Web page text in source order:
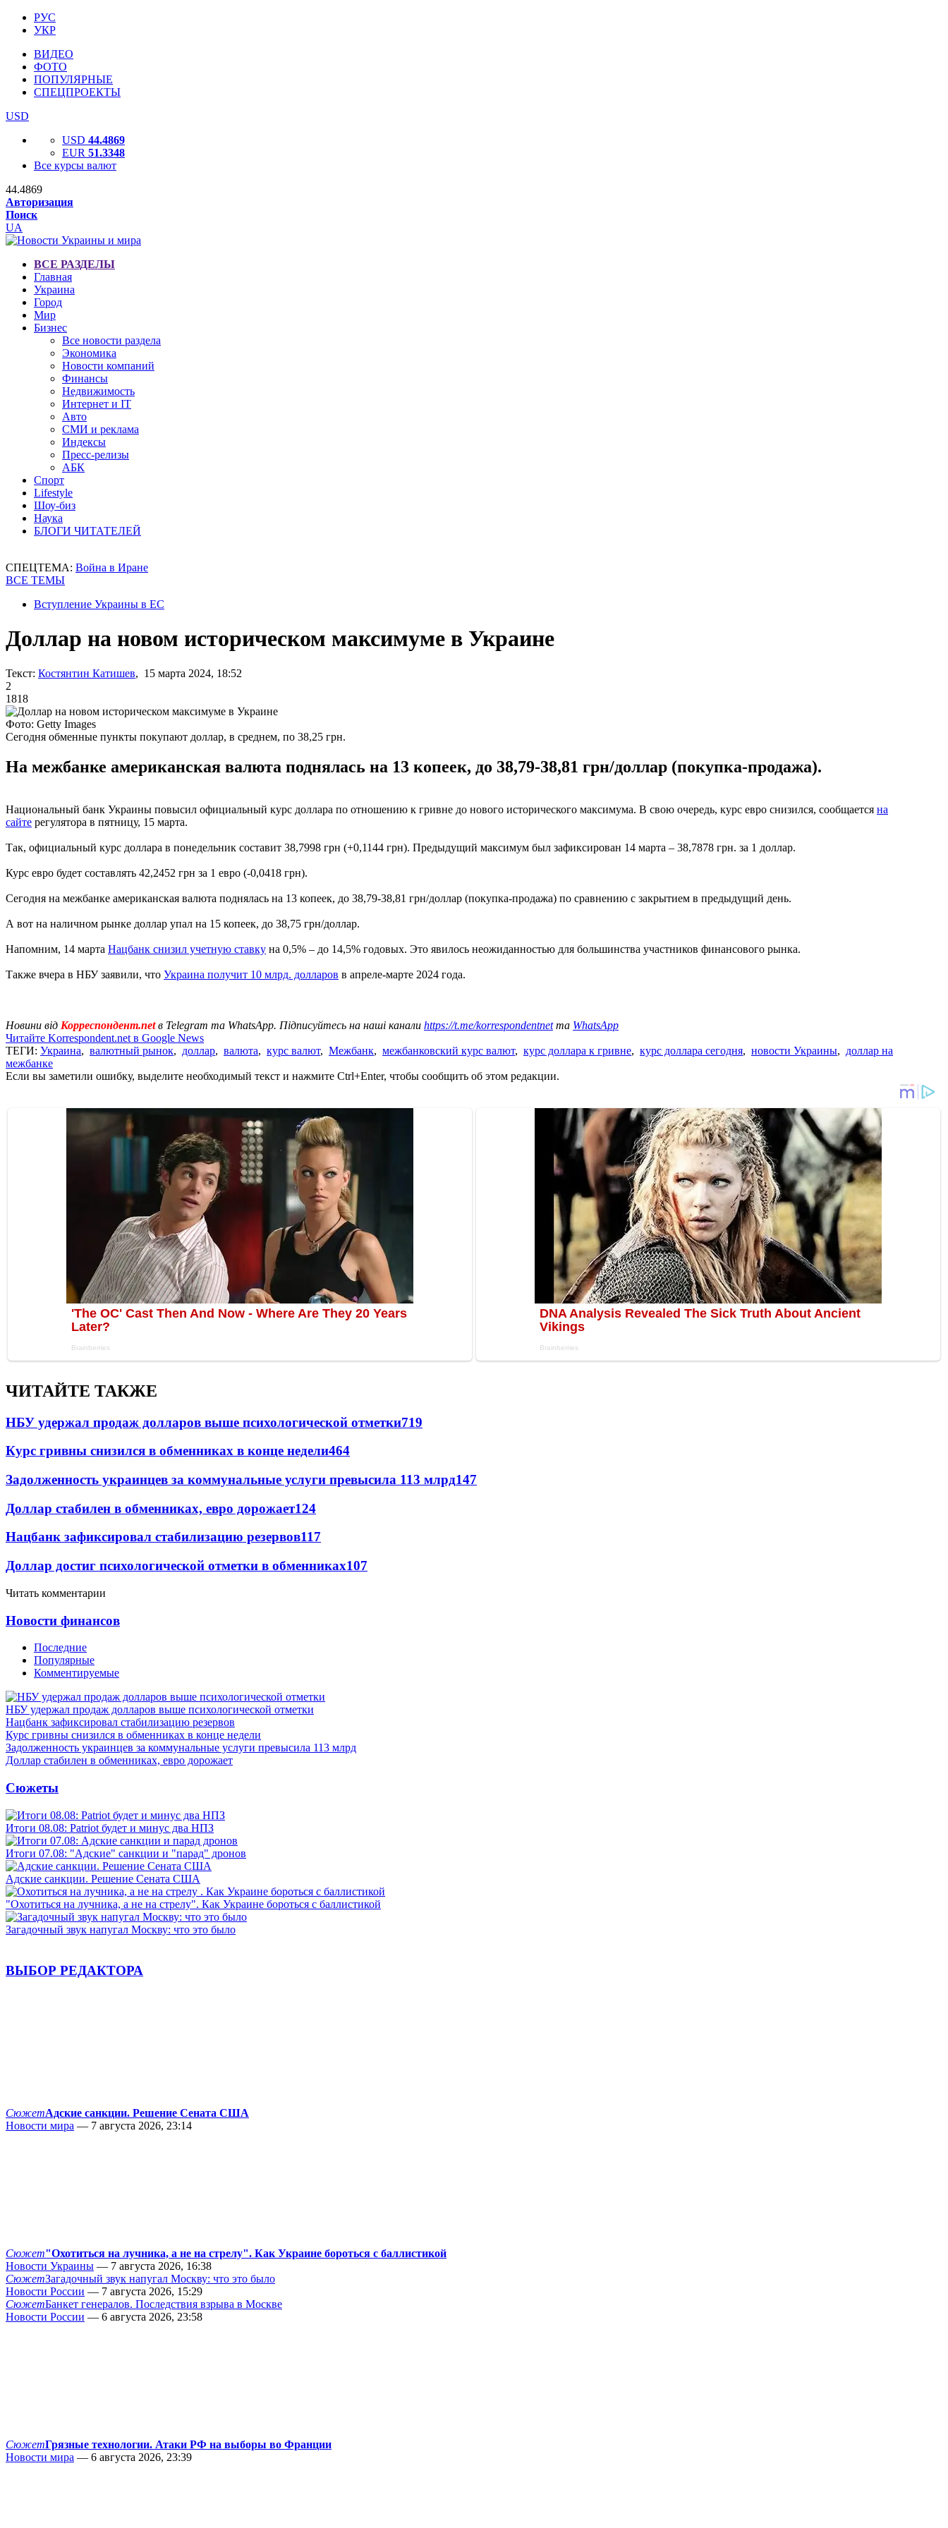
РУС
УКР
ВИДЕО
ФОТО
ПОПУЛЯРНЫЕ
СПЕЦПРОЕКТЫ
USD
USD 44.4869
EUR 51.3348
Все курсы валют
44.4869
Авторизация
Поиск
UA
ВСЕ РАЗДЕЛЫ
Главная
Украина
Город
Мир
Бизнес
Все новости раздела
Экономика
Новости компаний
Финансы
Недвижимость
Интернет и IT
Авто
СМИ и реклама
Индексы
Пресс-релизы
АБК
Спорт
Lifestyle
Шоу-биз
Наука
БЛОГИ ЧИТАТЕЛЕЙ
СПЕЦТЕМА: Война в Иране
ВСЕ ТЕМЫ
Вступление Украины в ЕС
Доллар на новом историческом максимуме в Украине
Текст: Костянтин Катишев, 15 марта 2024, 18:52
2
1818
Фото: Getty Images
Сегодня обменные пункты покупают доллар, в среднем, по 38,25 грн.
На межбанке американская валюта поднялась на 13 копеек, до 38,79-38,81 грн/доллар (покупка-продажа).
Национальный банк Украины повысил официальный курс доллара по отношению к гривне до нового исторического максимума. В свою очередь, курс евро снизился, сообщается на
сайте регулятора в пятницу, 15 марта.
Так, официальный курс доллара в понедельник составит 38,7998 грн (+0,1144 грн). Предыдущий максимум был зафиксирован 14 марта – 38,7878 грн. за 1 доллар.
Курс евро будет составлять 42,2452 грн за 1 евро (-0,0418 грн).
Сегодня на межбанке американская валюта поднялась на 13 копеек, до 38,79-38,81 грн/доллар (покупка-продажа) по сравнению с закрытием в предыдущий день.
А вот на наличном рынке доллар упал на 15 копеек, до 38,75 грн/доллар.
Напомним, 14 марта Нацбанк снизил учетную ставку на 0,5% – до 14,5% годовых. Это явилось неожиданностью для большинства участников финансового рынка.
Также вчера в НБУ заявили, что Украина получит 10 млрд. долларов в апреле-марте 2024 года.
Новини від Корреспондент.netв Telegram та WhatsApp. Підписуйтесь на наші канали https://t.me/korrespondentnetта WhatsApp
Читайте Korrespondent.net в Google News
ТЕГИ: Украина, валютный рынок, доллар, валюта, курс валют, Межбанк, межбанковский курс валют, курс доллара к гривне, курс доллара сегодня, новости Украины, доллар на
межбанке
Если вы заметили ошибку, выделите необходимый текст и нажмите Ctrl+Enter, чтобы сообщить об этом редакции.
ЧИТАЙТЕ ТАКЖЕ
НБУ удержал продаж долларов выше психологической отметки719
Курс гривны снизился в обменниках в конце недели464
Задолженность украинцев за коммунальные услуги превысила 113 млрд147
Доллар стабилен в обменниках, евро дорожает124
Нацбанк зафиксировал стабилизацию резервов117
Доллар достиг психологической отметки в обменниках107
Читать комментарии
Новости финансов
Последние
Популярные
Комментируемые
НБУ удержал продаж долларов выше психологической отметки
Нацбанк зафиксировал стабилизацию резервов
Курс гривны снизился в обменниках в конце недели
Задолженность украинцев за коммунальные услуги превысила 113 млрд
Доллар стабилен в обменниках, евро дорожает
Сюжеты
Итоги 08.08: Patriot будет и минус два НПЗ
Итоги 07.08: "Адские" санкции и "парад" дронов
Адские санкции. Решение Сената США
"Охотиться на лучника, а не на стрелу". Как Украине бороться с баллистикой
Загадочный звук напугал Москву: что это было
ВЫБОР РЕДАКТОРА
СюжетАдские санкции. Решение Сената США
Новости мира — 7 августа 2026, 23:14
Сюжет"Охотиться на лучника, а не на стрелу". Как Украине бороться с баллистикой
Новости Украины — 7 августа 2026, 16:38
СюжетЗагадочный звук напугал Москву: что это было
Новости России — 7 августа 2026, 15:29
СюжетБанкет генералов. Последствия взрыва в Москве
Новости России — 6 августа 2026, 23:58
СюжетГрязные технологии. Атаки РФ на выборы во Франции
Новости мира — 6 августа 2026, 23:39